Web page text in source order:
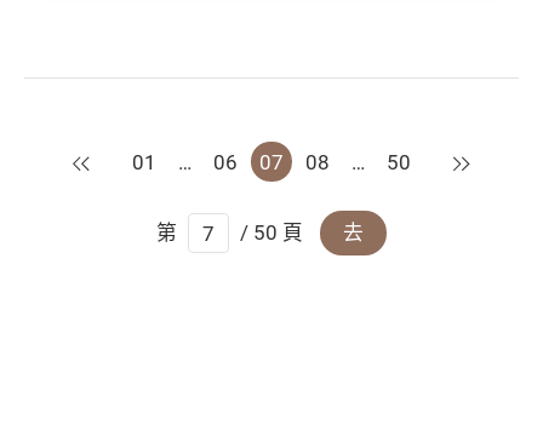
上一頁
01 … 06 07 08 … 50 下一頁
第 / 50 頁 去